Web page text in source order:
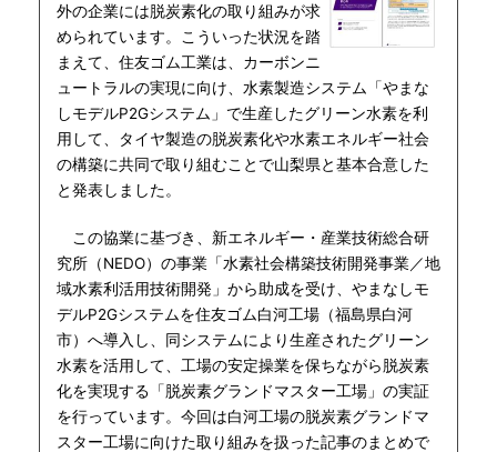
外の企業には脱炭素化の取り組みが求
められています。こういった状況を踏
まえて、住友ゴム工業は、カーボンニ
ュートラルの実現に向け、水素製造システム「やまな
しモデルP2Gシステム」で生産したグリーン水素を利
用して、タイヤ製造の脱炭素化や水素エネルギー社会
の構築に共同で取り組むことで山梨県と基本合意した
と発表しました。
この協業に基づき、新エネルギー・産業技術総合研
究所（NEDO）の事業「水素社会構築技術開発事業／地
域水素利活用技術開発」から助成を受け、やまなしモ
デルP2Gシステムを住友ゴム白河工場（福島県白河
市）へ導入し、同システムにより生産されたグリーン
水素を活用して、工場の安定操業を保ちながら脱炭素
化を実現する「脱炭素グランドマスター工場」の実証
を行っています。今回は白河工場の脱炭素グランドマ
スター工場に向けた取り組みを扱った記事のまとめで